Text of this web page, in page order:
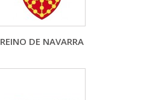
REINO DE NAVARRA